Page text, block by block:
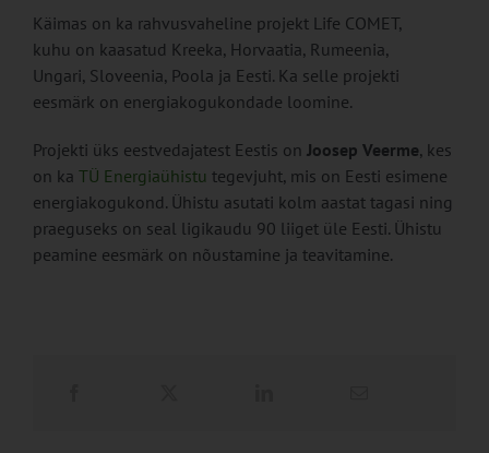
Käimas on ka rahvusvaheline projekt Life COMET,
kuhu on kaasatud Kreeka, Horvaatia, Rumeenia,
Ungari, Sloveenia, Poola ja Eesti. Ka selle projekti
eesmärk on energiakogukondade loomine.
Projekti üks eestvedajatest Eestis on Joosep Veerme, kes
on ka TÜ Energiaühistu tegevjuht, mis on Eesti esimene
energiakogukond. Ühistu asutati kolm aastat tagasi ning
praeguseks on seal ligikaudu 90 liiget üle Eesti. Ühistu
peamine eesmärk on nõustamine ja teavitamine.